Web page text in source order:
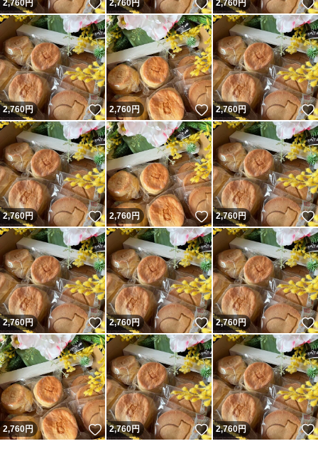
2,760円 いいね！
2,760円 いいね！
2,760円
2,760円 いいね！
2,760円 いいね！
2,760円
2,760円 いいね！
2,760円 いいね！
2,760円
2,760円 いいね！
2,760円 いいね！
2,760円
2,760円 いいね！
2,760円 いいね！
2,760円